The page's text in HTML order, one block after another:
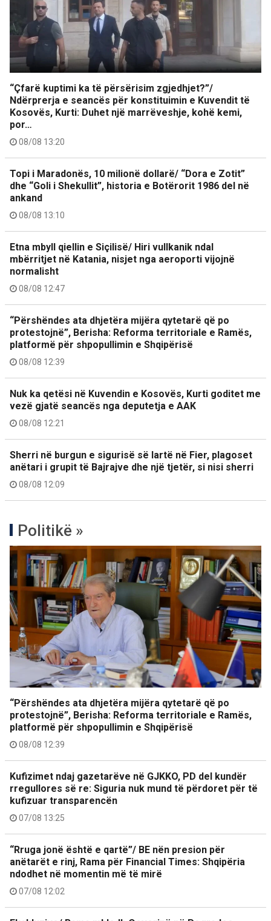
“Çfarë kuptimi ka të përsërisim zgjedhjet?”/
Ndërprerja e seancës për konstituimin e Kuvendit të
Kosovës, Kurti: Duhet një marrëveshje, kohë kemi,
por…
08/08 13:20
Topi i Maradonës, 10 milionë dollarë/ “Dora e Zotit”
dhe “Goli i Shekullit”, historia e Botërorit 1986 del në
ankand
08/08 13:10
Etna mbyll qiellin e Siçilisë/ Hiri vullkanik ndal
mbërritjet në Katania, nisjet nga aeroporti vijojnë
normalisht
08/08 12:47
“Përshëndes ata dhjetëra mijëra qytetarë që po
protestojnë”, Berisha: Reforma territoriale e Ramës,
platformë për shpopullimin e Shqipërisë
08/08 12:39
Nuk ka qetësi në Kuvendin e Kosovës, Kurti goditet me
vezë gjatë seancës nga deputetja e AAK
08/08 12:21
Sherri në burgun e sigurisë së lartë në Fier, plagoset
anëtari i grupit të Bajrajve dhe një tjetër, si nisi sherri
08/08 12:09
Politikë »
“Përshëndes ata dhjetëra mijëra qytetarë që po
protestojnë”, Berisha: Reforma territoriale e Ramës,
platformë për shpopullimin e Shqipërisë
08/08 12:39
Kufizimet ndaj gazetarëve në GJKKO, PD del kundër
rregullores së re: Siguria nuk mund të përdoret për të
kufizuar transparencën
07/08 13:25
“Rruga jonë është e qartë”/ BE nën presion për
anëtarët e rinj, Rama për Financial Times: Shqipëria
ndodhet në momentin më të mirë
07/08 12:02